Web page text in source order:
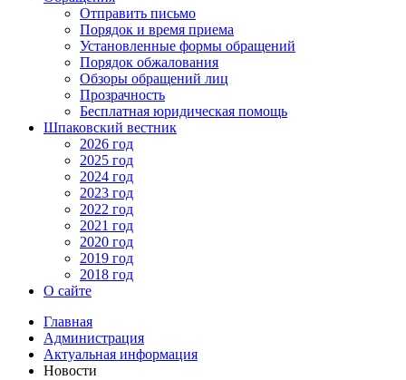
Отправить письмо
Порядок и время приема
Установленные формы обращений
Порядок обжалования
Обзоры обращений лиц
Прозрачность
Бесплатная юридическая помощь
Шпаковский вестник
2026 год
2025 год
2024 год
2023 год
2022 год
2021 год
2020 год
2019 год
2018 год
О сайте
Главная
Администрация
Актуальная информация
Новости